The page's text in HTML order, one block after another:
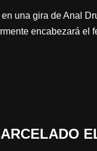
una gira de Anal
encabezará el